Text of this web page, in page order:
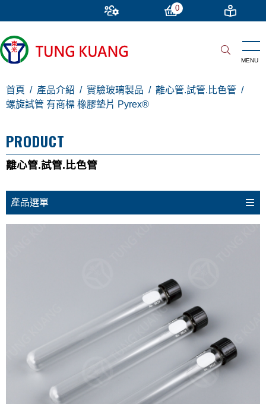
0
首頁 產品介紹 實驗玻璃製品
離心管.試管.比色管
螺旋試管 有商標 橡膠墊片 Pyrex®
PRODUCT
離心管.試管.比色管
產品選單